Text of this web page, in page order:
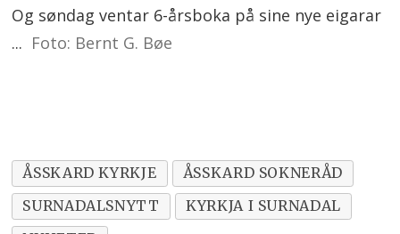
Og søndag ventar 6-årsboka på sine nye eigarar
... Foto: Bernt G. Bøe
ÅSSKARD KYRKJE
ÅSSKARD SOKNERÅD
SURNADALSNYTT
KYRKJA I SURNADAL